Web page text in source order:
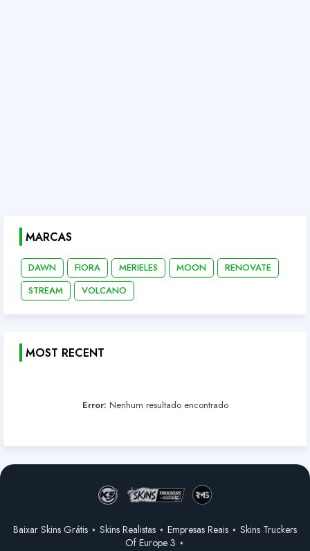
MARCAS
DAWN FIORA MERIELES MOON
RENOVATE
STREAM
VOLCANO
MOST RECENT
Error: Nenhum resultado encontrado
Baixar Skins Grátis ⋆ Skins Realistas ⋆ Empresas Reais ⋆ Skins Truckers
Of Europe 3 ⋆